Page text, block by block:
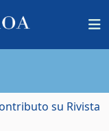
su Rivista